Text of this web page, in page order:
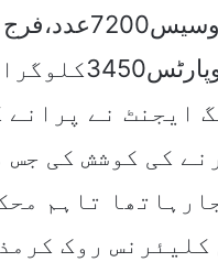
ایجنٹ نے
کی کوشش کی
تاہم
روک